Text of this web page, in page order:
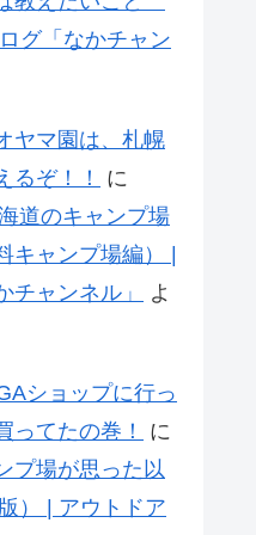
グ「なかチャン
ヤマ園は、札幌
るぞ！！
に
道のキャンプ場
キャンプ場編） |
チャンネル」
よ
ショップに行っ
ってたの巻！
に
プ場が思った以
） | アウトドア